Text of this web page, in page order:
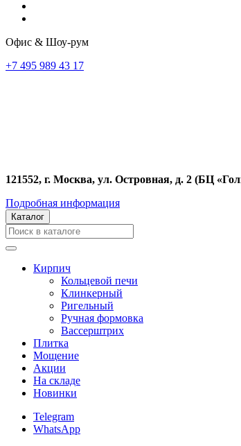
Офис & Шоу-рум
+7 495 989 43 17
121552, г. Москва, ул. Островная, д. 2 (БЦ
Подробная информация
Каталог
Кирпич
Кольцевой печи
Клинкерный
Ригельный
Ручная формовка
Вассерштрих
Плитка
Мощение
Акции
На складе
Новинки
Telegram
WhatsApp